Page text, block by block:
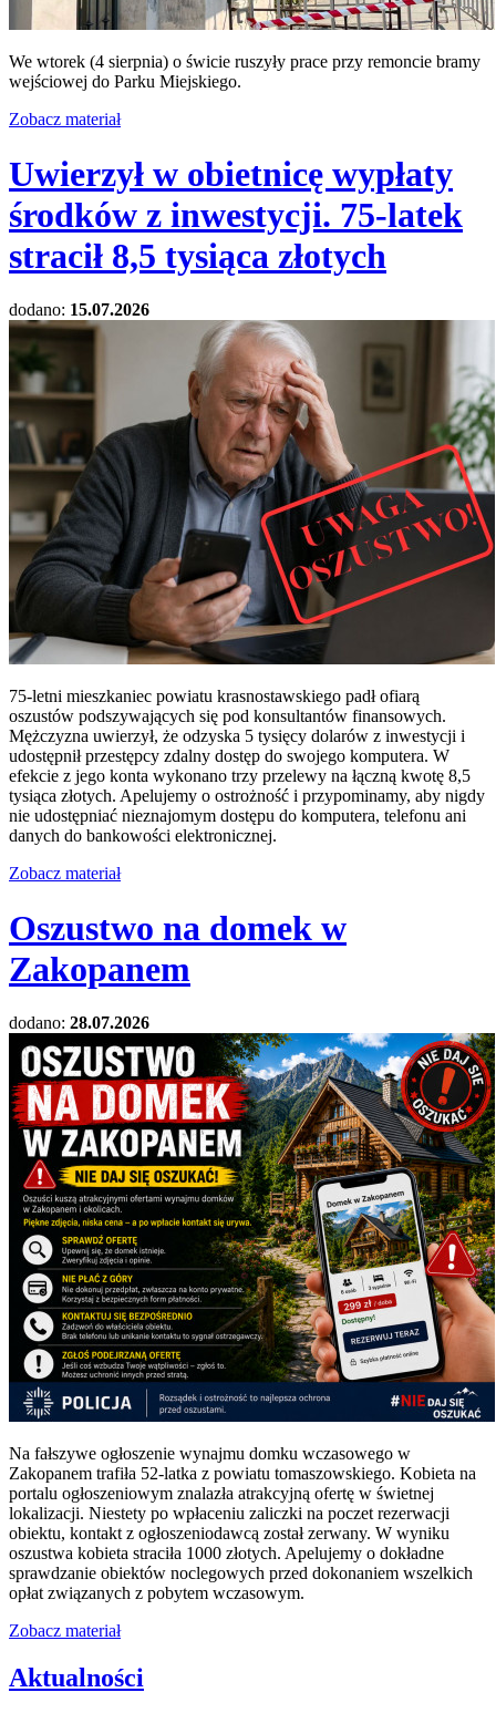
We wtorek (4 sierpnia) o świcie ruszyły prace przy remoncie bramy
wejściowej do Parku Miejskiego.
Zobacz materiał
Uwierzył w obietnicę wypłaty
środków z inwestycji. 75-latek
stracił 8,5 tysiąca złotych
dodano: 15.07.2026
75-letni mieszkaniec powiatu krasnostawskiego padł ofiarą
oszustów podszywających się pod konsultantów finansowych.
Mężczyzna uwierzył, że odzyska 5 tysięcy dolarów z inwestycji i
udostępnił przestępcy zdalny dostęp do swojego komputera. W
efekcie z jego konta wykonano trzy przelewy na łączną kwotę 8,5
tysiąca złotych. Apelujemy o ostrożność i przypominamy, aby nigdy
nie udostępniać nieznajomym dostępu do komputera, telefonu ani
danych do bankowości elektronicznej.
Zobacz materiał
Oszustwo na domek w
Zakopanem
dodano: 28.07.2026
Na fałszywe ogłoszenie wynajmu domku wczasowego w
Zakopanem trafiła 52-latka z powiatu tomaszowskiego. Kobieta na
portalu ogłoszeniowym znalazła atrakcyjną ofertę w świetnej
lokalizacji. Niestety po wpłaceniu zaliczki na poczet rezerwacji
obiektu, kontakt z ogłoszeniodawcą został zerwany. W wyniku
oszustwa kobieta straciła 1000 złotych. Apelujemy o dokładne
sprawdzanie obiektów noclegowych przed dokonaniem wszelkich
opłat związanych z pobytem wczasowym.
Zobacz materiał
Aktualności